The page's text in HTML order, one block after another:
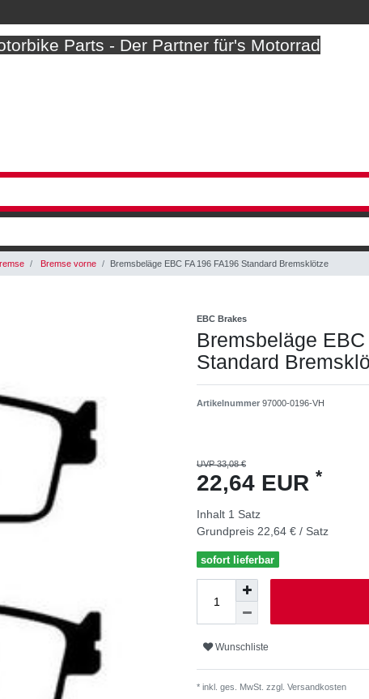
Parts - Der Partner für's Motorrad
Bremse vorne Bremsbeläge EBC FA 196 FA196 Standard Bremsklötze
EBC Brakes
Bremsbeläge
Standard
Artikelnummer 97000-0196-VH
UVP 33,08 €
22,64 EUR *
Inhalt 1 Satz
Grundpreis 22,64 € / Satz
sofort lieferbar
Wunschliste
* inkl. ges. MwSt. zzgl. Versandkosten